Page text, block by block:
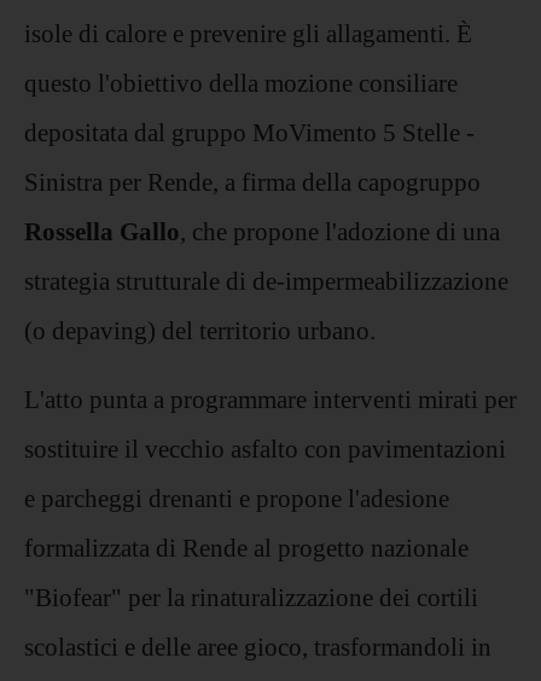
isole di calore e prevenire gli allagamenti. È
questo l'obiettivo della mozione consiliare
depositata dal gruppo MoVimento 5 Stelle -
Sinistra per Rende, a firma della capogruppo
Rossella Gallo, che propone l'adozione di una
strategia strutturale di de-impermeabilizzazione
(o depaving) del territorio urbano.
L'atto punta a programmare interventi mirati per
sostituire il vecchio asfalto con pavimentazioni
e parcheggi drenanti e propone l'adesione
formalizzata di Rende al progetto nazionale
"Biofear" per la rinaturalizzazione dei cortili
scolastici e delle aree gioco, trasformandoli in